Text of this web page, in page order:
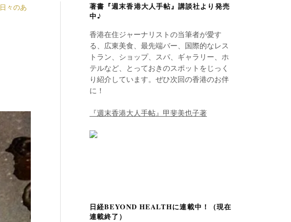
日々のあ
著書『週末香港大人手帖』講談社より発売
中♪
香港在住ジャーナリストの当筆者が愛す
る、広東美食、最先端バー、国際的なレス
トラン、ショップ、スパ、ギャラリー、ホ
テルなど、とっておきのスポットをじっく
り紹介しています。ぜひ次回の香港のお伴
に！
『週末香港大人手帖』甲斐美也子著
日経BEYOND HEALTHに連載中！（現在
連載終了）